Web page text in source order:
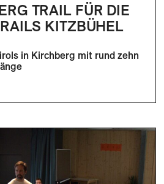
TRAIL FÜR DIE
KITZBÜHEL
in Kirchberg mit rund zehn